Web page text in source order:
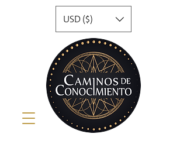
USD ($)